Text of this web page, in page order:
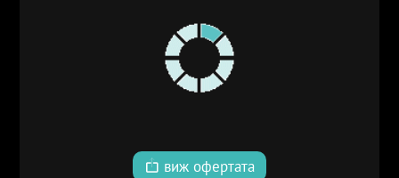
виж офертата